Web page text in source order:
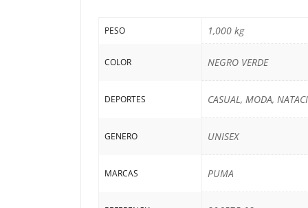
PESO 1,000 kg
COLOR NEGRO VERDE
DEPORTES CASUAL, MODA,
GENERO UNISEX
MARCAS PUMA